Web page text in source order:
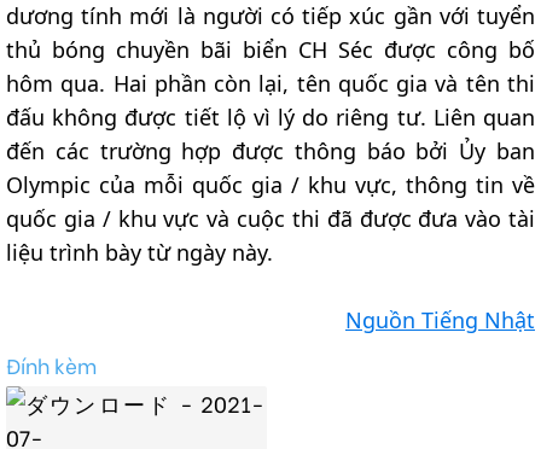
dương tính mới là người có tiếp xúc gần với tuyển
thủ bóng chuyền bãi biển CH Séc được công bố
hôm qua. Hai phần còn lại, tên quốc gia và tên thi
đấu không được tiết lộ vì lý do riêng tư. Liên quan
đến các trường hợp được thông báo bởi Ủy ban
Olympic của mỗi quốc gia / khu vực, thông tin về
quốc gia / khu vực và cuộc thi đã được đưa vào tài
liệu trình bày từ ngày này.
Nguồn Tiếng Nhật
Đính kèm